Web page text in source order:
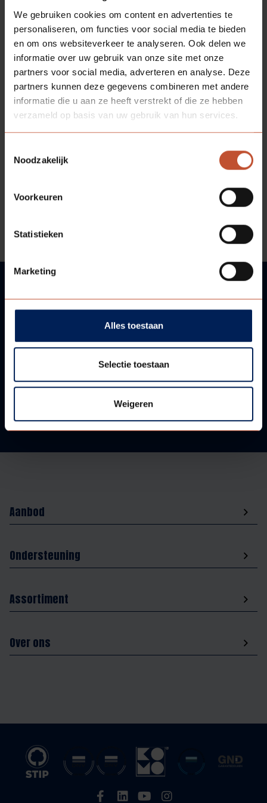
We gebruiken cookies om content en advertenties te
personaliseren, om functies voor social media te bieden
en om ons websiteverkeer te analyseren. Ook delen we
informatie over uw gebruik van onze site met onze
partners voor social media, adverteren en analyse. Deze
partners kunnen deze gegevens combineren met andere
informatie die u aan ze heeft verstrekt of die ze hebben
verzameld op basis van uw gebruik van hun services.
Noodzakelijk
Voorkeuren
Statistieken
Marketing
Alles toestaan
Selectie toestaan
Weigeren
VRAGEN?
WIJ HELPEN U GRAAG!
Neem contact met ons op!
Aanbod
Ondersteuning
Assortiment
Over ons